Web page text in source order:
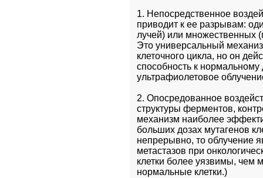
1. Непосредственное
приводит к ее разрывам:
лучей) или множественных
Это универсальный
клеточного цикла, но он
способность к
ультрафиолетовое
2. Опосредованное
структуры ферментов,
механизм наиболее
больших дозах мутагенов
непрерывно, то облучение
метастазов при
клетки более уязвимы,
нормальные клетки.)